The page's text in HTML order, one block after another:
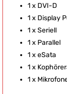
1 x DVI-D
1 x Display
1 x Seriell
1 x Parallel
1 x eSata
1 x
1 x